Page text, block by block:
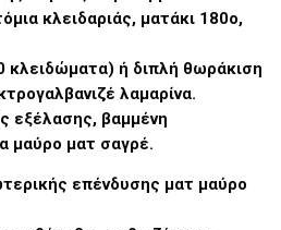
κλειδαριάς, ματάκι 180ο,
κλειδώματα) ή διπλή θωράκιση
λαμαρίνα.
εξέλασης, βαμμένη
μαύρο ματ σαγρέ.
επένδυσης ματ μαύρο